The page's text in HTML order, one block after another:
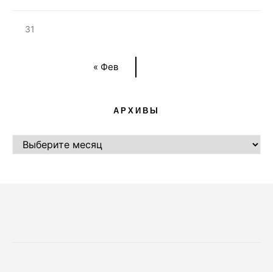
« Фев
31
АРХИВЫ